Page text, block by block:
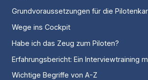
Grundvoraussetzungen für die
Wege ins Cockpit
Habe ich das Zeug zum Piloten?
Erfahrungsbericht: Ein Interviewtraining
Wichtige Begriffe von A-Z